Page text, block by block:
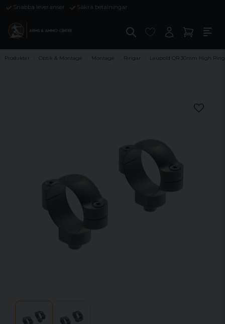
Snabba leveranser Säkra betalningar
Produkter Optik & Montage Montage Ringar Leupold QR 30mm High